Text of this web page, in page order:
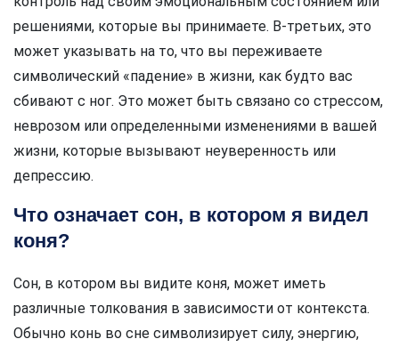
решениями, которые вы принимаете. В-третьих, это
может указывать на то, что вы переживаете
символический «падение» в жизни, как будто вас
сбивают с ног. Это может быть связано со стрессом,
неврозом или определенными изменениями в вашей
жизни, которые вызывают неуверенность или
депрессию.
Что означает сон, в котором я видел
коня?
Сон, в котором вы видите коня, может иметь
различные толкования в зависимости от контекста.
Обычно конь во сне символизирует силу, энергию,